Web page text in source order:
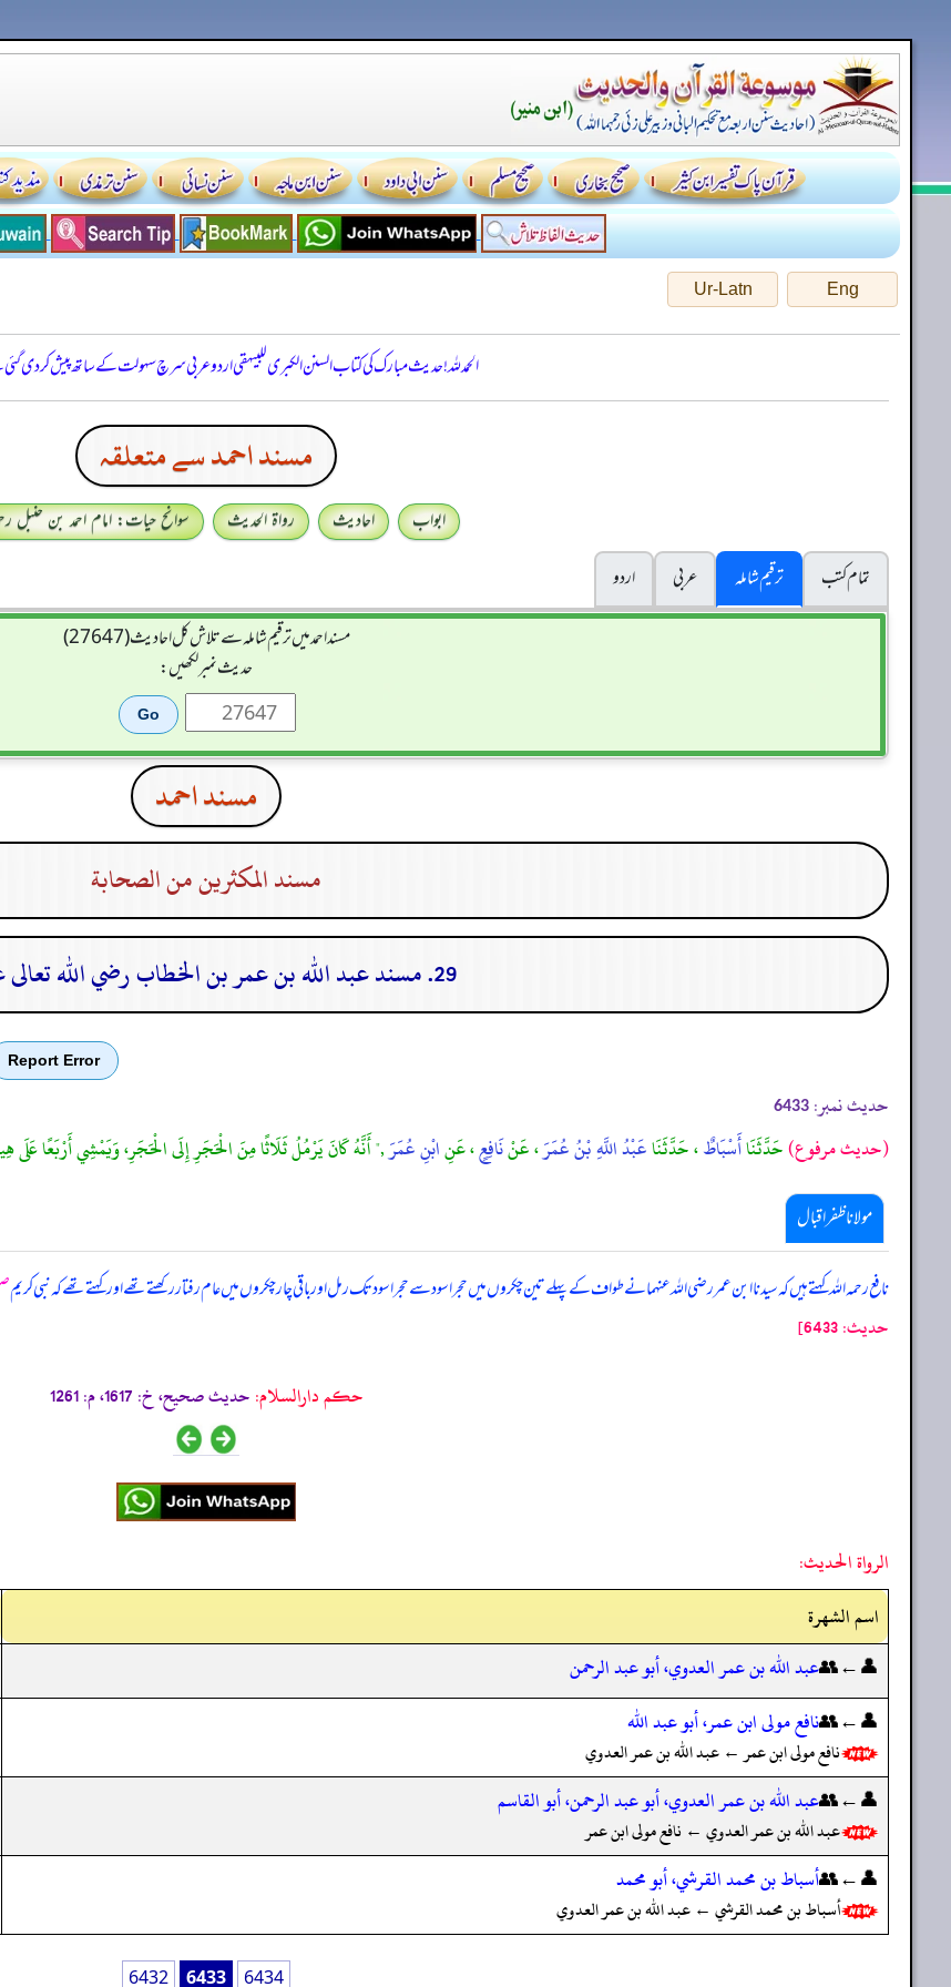
Eng
Ur-Latn
الحمدللہ! حدیث مبارک کی کتاب السنن الكبرى للبيهقي اردو عربی سرچ سہولت کے ساتھ پیش کر دی
مسند احمد سے متعلقہ
ابواب احادیث رواۃ الحدیث
سوانح حیات: امام احمد بن حنبل
تمام کتب
ترقیم شاملہ عربی
اردو
مسند احمد میں ترقیم شاملہ سے تلاش کل احادیث (27647)
حدیث نمبر لکھیں:
مسند احمد
مسند المكثرين من الصحابة
29. مسند عبد الله بن عمر بن الخطاب رضي الله تعالى عنهما
Report Error
حدیث نمبر: 6433
(حديث مرفوع)حَدَّثَنَاأَسْبَاطٌ، حَدَّثَنَاعَبْدُ اللَّهِ بْنُ عُمَرَ، عَنْنَافِعٍ، عَنِابْنِ عُمَرَ," أَنَّهُ كَانَ يَرْمُلُ ثَلَاثًا مِنَ الْحَجَرِ إِلَى الْحَجَرِ، وَيَمْشِي أَرْبَعًا عَلَى
مولانا ظفر اقبال
نافع رحمہ اللہ کہتے ہیں کہ سیدنا ابن عمر رضی اللہ عنہما نے طواف کے پہلے تین چکروں میں حجر اسود سے حجر اسود تک رمل اور باقی چار چکروں میں عام رفتار رکھتے تھے اور کہتے تھے کہ نبی کریم
حدیث: 6433]
حکم دارالسلام:حديث صحيح، خ: 1617، م: 1261
الرواة الحديث:
اسم الشهرة
👤←👥عبد الله بن عمر العدوي، أبو عبد الرحمن
👤←👥نافع مولى ابن عمر، أبو عبد الله
نافع مولى ابن عمر ← عبد الله بن عمر العدوي
👤←👥عبد الله بن عمر العدوي، أبو عبد الرحمن، أبو القاسم
عبد الله بن عمر العدوي ← نافع مولى ابن عمر
👤←👥أسباط بن محمد القرشي، أبو محمد
أسباط بن محمد القرشي ← عبد الله بن عمر العدوي
6432 6433 6434